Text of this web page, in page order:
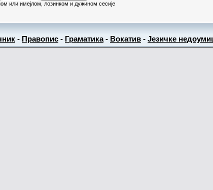
или имејлом, лозинком и дужином сесије
- Правопис - Граматика- Вокатив - Језичке